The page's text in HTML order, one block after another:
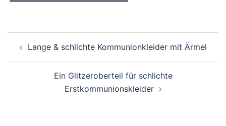
Lange & schlichte Kommunionkleider mit Ärmel
Ein Glitzeroberteil für schlichte
Erstkommunionskleider